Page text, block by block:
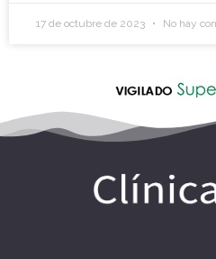
17 de octubre de 2023 No hay